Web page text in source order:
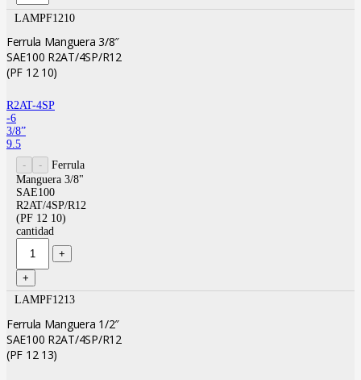
LAMPF1210
Ferrula Manguera 3/8″
SAE100 R2AT/4SP/R12
(PF 12 10)
R2AT-4SP
-6
3/8”
9.5
Ferrula
Manguera 3/8"
SAE100
R2AT/4SP/R12
(PF 12 10)
cantidad
LAMPF1213
Ferrula Manguera 1/2″
SAE100 R2AT/4SP/R12
(PF 12 13)